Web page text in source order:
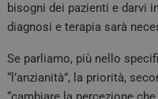
bisogni dei pazienti e darvi
diagnosi e terapia sarà
Se parliamo, più nello
“l’anzianità”, la priorità,